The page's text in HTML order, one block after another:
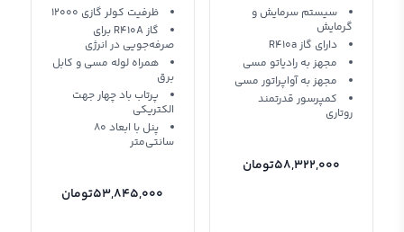
MS12000 M
سیستم سرمایش و
گرمایش
دارای گاز R410a
مجهز به رادیاتو مسی
مجهز به آواپراتور مسی
کمپرسور قدرتمند
روتاری
58,322,000تومان
MS12000PLATINUM
ظرفیت کولر گازی 12000
گاز R410A برای
صرفه‌جویی در انرژی
همراه لوله‌ مسی و کابل
برق
پرتاب باد چهار جهت
الکتریکی
پنل با ابعاد ۸۰
سانتی‌متر
53,845,000تومان